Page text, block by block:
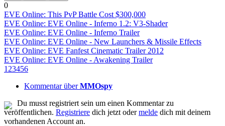
0
EVE Online: This PvP Battle Cost $300,000
EVE Online: EVE Online - Inferno 1.2: V3-Shader
EVE Online: EVE Online - Inferno Trailer
EVE Online: EVE Online - New Launchers & Missile Effects
EVE Online: EVE Fanfest Cinematic Trailer 2012
EVE Online: EVE Online - Awakening Trailer
1 23456
Kommentar überMMOspy
Du musst registriert sein um einen Kommentar zu
veröffentlichen. Registriere dich jetzt odermelde dich mit deinem
vorhandenen Account an.